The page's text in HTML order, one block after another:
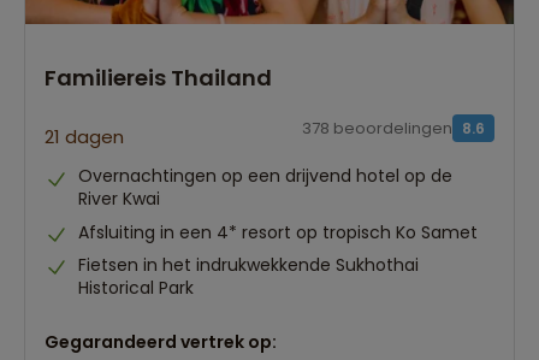
Familiereis Thailand
21 dagen 8.6
378 beoordelingen
Overnachtingen op een drijvend hotel op de
River Kwai
Afsluiting in een 4* resort op tropisch Ko Samet
Fietsen in het indrukwekkende Sukhothai
Historical Park
Gegarandeerd vertrek op: